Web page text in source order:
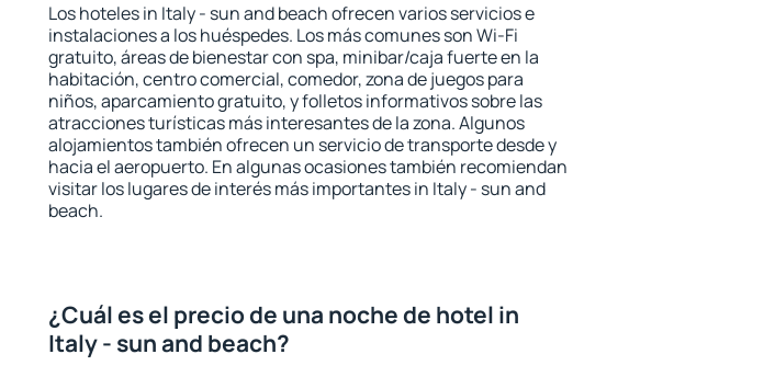
Los hoteles in Italy - sun and beach ofrecen varios servicios e
instalaciones a los huéspedes. Los más comunes son Wi-Fi
gratuito, áreas de bienestar con spa, minibar/caja fuerte en la
habitación, centro comercial, comedor, zona de juegos para
niños, aparcamiento gratuito, y folletos informativos sobre las
atracciones turísticas más interesantes de la zona. Algunos
alojamientos también ofrecen un servicio de transporte desde y
hacia el aeropuerto. En algunas ocasiones también recomiendan
visitar los lugares de interés más importantes in Italy - sun and
beach.
¿Cuál es el precio de una noche de hotel in
Italy - sun and beach?